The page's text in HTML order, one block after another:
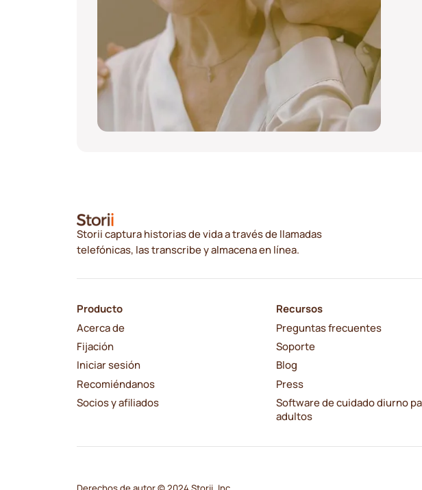
Storii captura historias de vida a través de llamadas
telefónicas, las transcribe y almacena en línea.
Producto
Acerca de
Fijación
Iniciar sesión
Recomiéndanos
Socios y afiliados
Recursos
Preguntas frecuentes
Soporte
Blog
Press
Software de cuidado diurno
adultos